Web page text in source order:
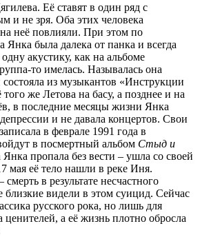
Её ставят в один ряд с
и не зря. Оба этих человека
неё повлияли. При этом по
Янка была далека от панка и всегда
акустику, как на альбоме
то имелась. Называлась она
из музыкантов «Инструкции
же Летова на басу, а позднее и на
в последние месяцы жизни Янка
и не давала концертов. Свои
в феврале 1991 года в
в посмертный альбом Стыд и
Янка пропала без вести – ушла со своей
мая её тело нашли в реке Иня.
в результате несчастного
близкие видели в этом суицид. Сейчас
русского рока, но лишь для
ценителей, а её жизнь плотно обросла